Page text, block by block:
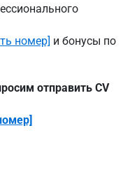
номер] и бонусы по
отправить CV